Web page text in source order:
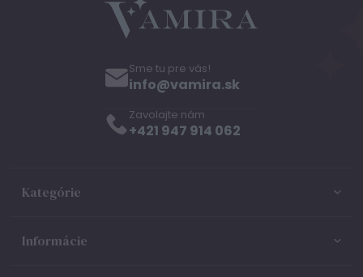
Sme tu pre vás!
info@vamira.sk
Zavolajte nám
+421 947 914 062
Kategórie
Informácie